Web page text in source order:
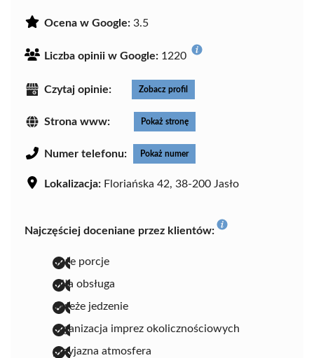
Ocena w Google: 3.5
Liczba opinii w Google: 1220
Czytaj opinie: Zobacz profil
Strona www: Pokaż stronę
Numer telefonu: Pokaż numer
Lokalizacja: Floriańska 42, 38-200 Jasło
Najczęściej doceniane przez klientów:
duże porcje
miła obsługa
świeże jedzenie
organizacja imprez okolicznościowych
przyjazna atmosfera